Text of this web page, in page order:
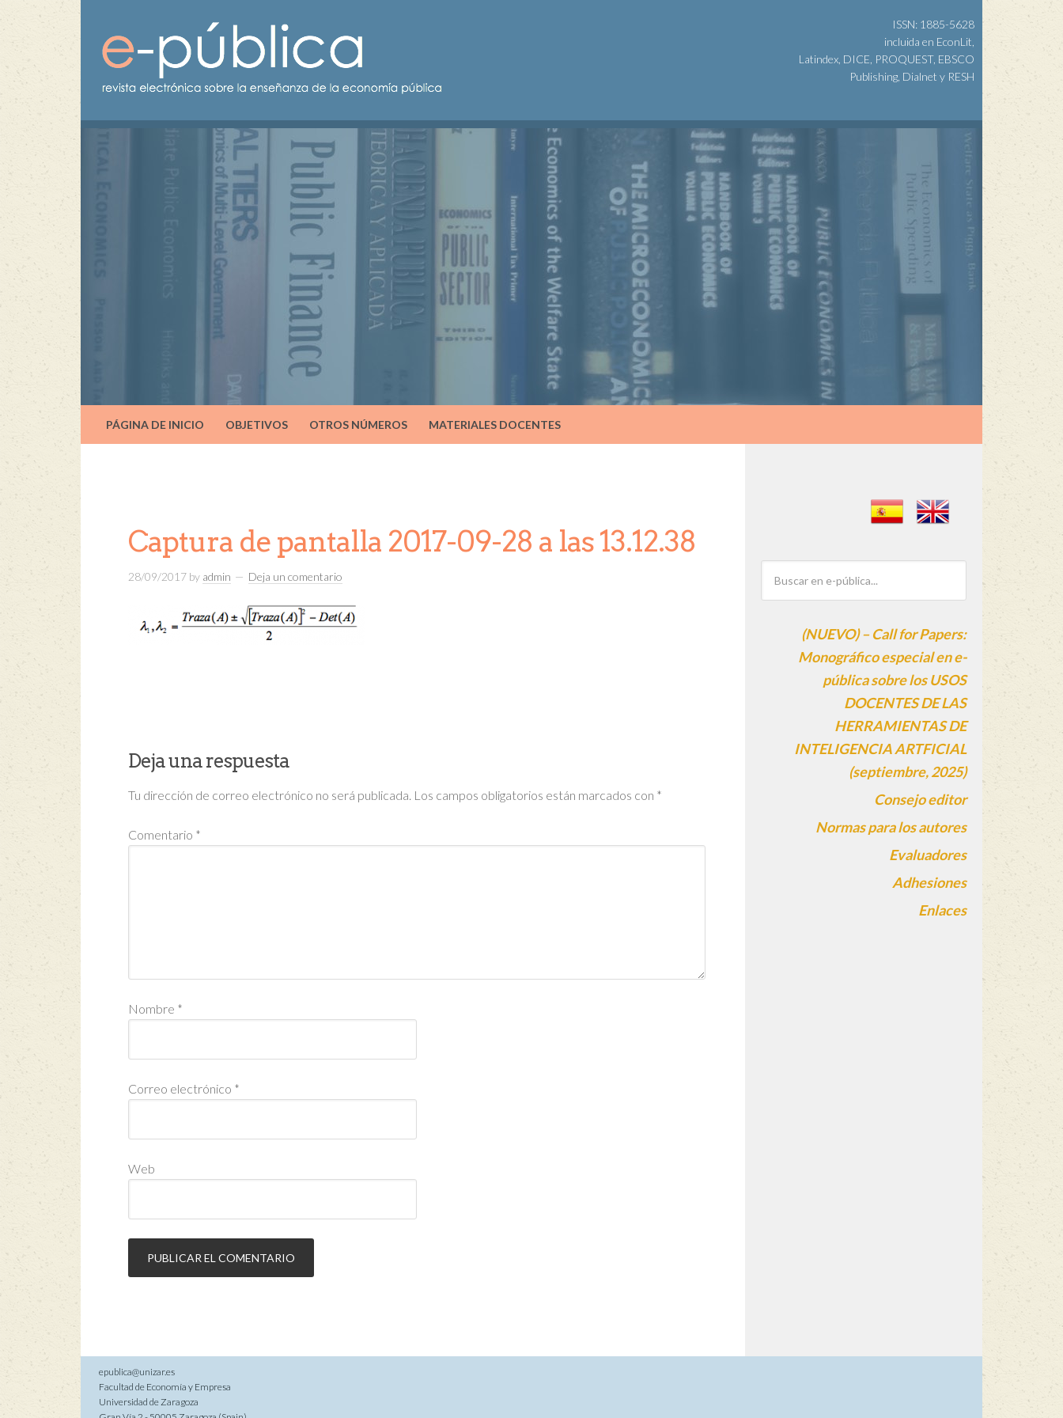
ISSN: 1885-5628
incluida en EconLit,
Latindex, DICE, PROQUEST, EBSCO
Publishing, Dialnet y RESH
PÁGINA DE INICIO OBJETIVOS OTROS NÚMEROS MATERIALES DOCENTES
Captura de pantalla 2017-09-28 a las 13.12.38
28/09/2017 by admin Deja un comentario
Deja una respuesta
Tu dirección de correo electrónico no será publicada. Los campos obligatorios están marcados con *
Comentario *
Nombre *
Correo electrónico *
Web
(NUEVO) – Call for Papers:
Monográfico especial en e-
pública sobre los USOS
DOCENTES DE LAS
HERRAMIENTAS DE
INTELIGENCIA ARTFICIAL
(septiembre, 2025)
Consejo editor
Normas para los autores
Evaluadores
Adhesiones
Enlaces
epublica@unizar.es
Facultad de Economía y Empresa
Universidad de Zaragoza